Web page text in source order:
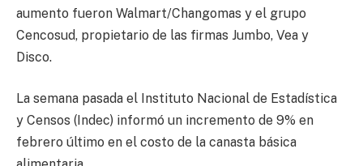
aumento fueron Walmart/Changomas y el grupo
Cencosud, propietario de las firmas Jumbo, Vea y
Disco.
La semana pasada el Instituto Nacional de Estadística
y Censos (Indec) informó un incremento de 9% en
febrero último en el costo de la canasta básica